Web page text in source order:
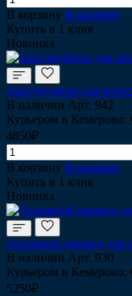
В корзину В корзине
Купить в 1 клик
Новинка
Аккумулятор для
В наличии Арт. 942
Курьером в Кемерово:
4850₽
В корзину В корзине
Купить в 1 клик
Новинка
Основной провод для
В наличии Арт. 930
Курьером в Кемерово:
5250₽